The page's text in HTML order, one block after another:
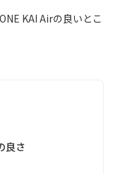
KAI Airの良いとこ
良さ